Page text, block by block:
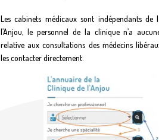
Les cabinets médicaux sont indépendants de
l’Anjou, le personnel de la clinique n’a
relative aux consultations des médecins
les contacter directement.